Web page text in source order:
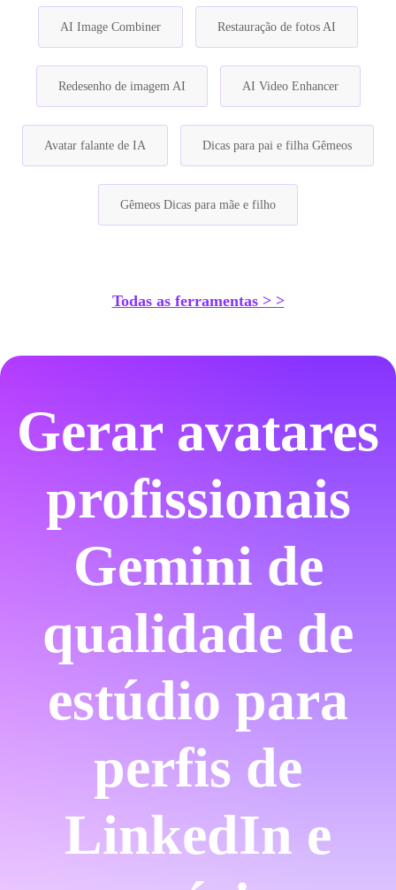
AI Image Combiner Restauração de fotos AI
Redesenho de imagem AI AI Video Enhancer
Avatar falante de IA Dicas para pai e filha Gêmeos
Gêmeos Dicas para mãe e filho
Todas as ferramentas > >
Gerar avatares
profissionais
Gemini de
qualidade de
estúdio para
perfis de
LinkedIn e